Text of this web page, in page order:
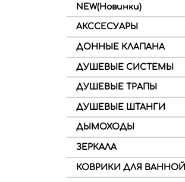
NEW(Новинки)
АКССЕСУАРЫ
ДОННЫЕ КЛАПАНА
ДУШЕВЫЕ СИСТЕМЫ
ДУШЕВЫЕ ТРАПЫ
ДУШЕВЫЕ ШТАНГИ
ДЫМОХОДЫ
ЗЕРКАЛА
КОВРИКИ ДЛЯ ВАННОЙ